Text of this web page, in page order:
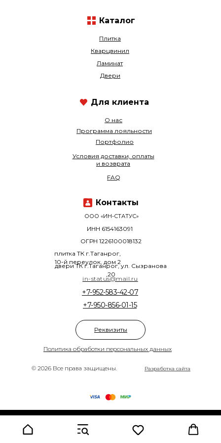
© 2026 Все права защищены.
Политика обработки персональных данных
Плитка
Кварцвинил
+7-950-856-01-15
+7-952-583-42-07
О нас
Ламинат
Программа лояльности
Двери
Портфолио
ООО «ИН-СТАТУС»
плитка ТК г.Таганрог,
10-й переулок, дом 2
двери ТК г.Таганрог, ул. Сызранова
,20
ОГРН 1226100018132
ИНН 6154163091
Разработка сайта
Условия доставки, оплаты
и возврата
FAQ
Каталог
in-status@mail.ru
Контакты
Для клиента
Реквизиты
Made on Tilda